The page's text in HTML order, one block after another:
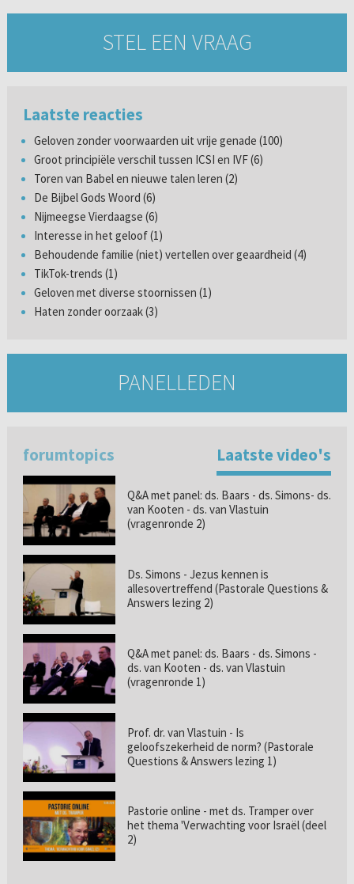
STEL EEN VRAAG
Laatste reacties
Geloven zonder voorwaarden uit vrije genade (100)
Groot principiële verschil tussen ICSI en IVF (6)
Toren van Babel en nieuwe talen leren (2)
De Bijbel Gods Woord (6)
Nijmeegse Vierdaagse (6)
Interesse in het geloof (1)
Behoudende familie (niet) vertellen over geaardheid (4)
TikTok-trends (1)
Geloven met diverse stoornissen (1)
Haten zonder oorzaak (3)
PANELLEDEN
forumtopics Laatste video's
Q&A met panel: ds. Baars - ds. Simons- ds.
van Kooten - ds. van Vlastuin
(vragenronde 2)
Ds. Simons - Jezus kennen is
allesovertreffend (Pastorale Questions &
Answers lezing 2)
Q&A met panel: ds. Baars - ds. Simons -
ds. van Kooten - ds. van Vlastuin
(vragenronde 1)
Prof. dr. van Vlastuin - Is
geloofszekerheid de norm? (Pastorale
Questions & Answers lezing 1)
Pastorie online - met ds. Tramper over
het thema 'Verwachting voor Israël (deel
2)